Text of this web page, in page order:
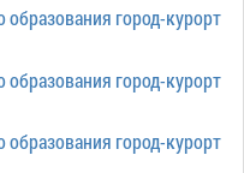
обращение
Просмотр
обращения
ранее
объектов
город-курорт
город-курорт
город-курорт